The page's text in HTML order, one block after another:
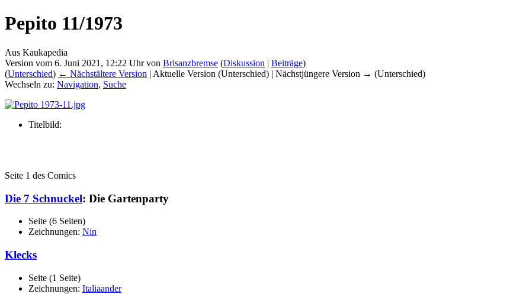
Pepito 11/1973
Aus Kaukapedia
Version vom 6. Juni 2021, 12:22 Uhr von Brisanzbremse (Diskussion | Beiträge)
(Unterschied) ← Nächstältere Version | Aktuelle Version (Unterschied) | Nächstjüngere Version → (Unterschied)
Wechseln zu: Navigation, Suche
Titelbild:
Seite 1 des Comics
Die 7 Schnuckel: Die Gartenparty
Seite (6 Seiten)
Zeichnungen: Nin
Klecks
Seite (1 Seite)
Zeichnungen: Italiaander